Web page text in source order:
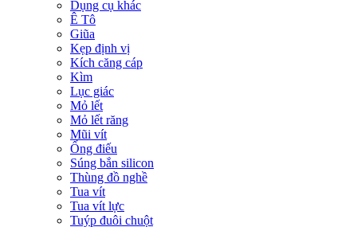
Dụng cụ khác
Ê Tô
Giũa
Kẹp định vị
Kích căng cáp
Kìm
Lục giác
Mỏ lết
Mỏ lết răng
Mũi vít
Ống điếu
Súng bắn silicon
Thùng đồ nghề
Tua vít
Tua vít lực
Tuýp đuôi chuột